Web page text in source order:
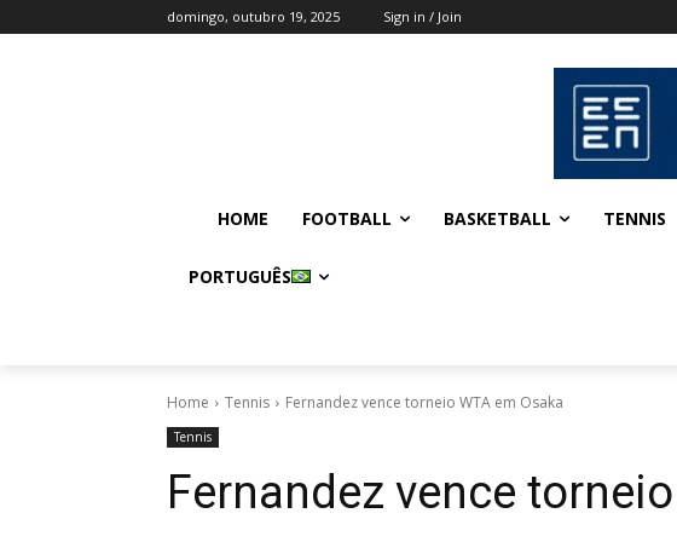
domingo, outubro 19, 2025 Sign in / Join
HOME FOOTBALL BASKETBALL TENNIS
PORTUGUÊS
Home Tennis Fernandez vence torneio WTA em Osaka
Tennis
Fernandez vence